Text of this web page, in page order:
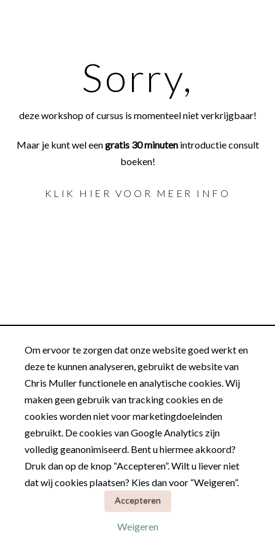
Sorry,
deze workshop of cursus is momenteel niet verkrijgbaar!
Maar je kunt wel eengratis 30 minutenintroductie consult
boeken!
KLIK HIER VOOR MEER INFO
Om ervoor te zorgen dat onze website goed werkt en
deze te kunnen analyseren, gebruikt de website van
Chris Muller functionele en analytische cookies. Wij
maken geen gebruik van tracking cookies en de
cookies worden niet voor marketingdoeleinden
gebruikt. De cookies van Google Analytics zijn
volledig geanonimiseerd. Bent u hiermee akkoord?
Druk dan op de knop “Accepteren”. Wilt u liever niet
dat wij cookies plaatsen? Kies dan voor “Weigeren”.
Accepteren
Weigeren